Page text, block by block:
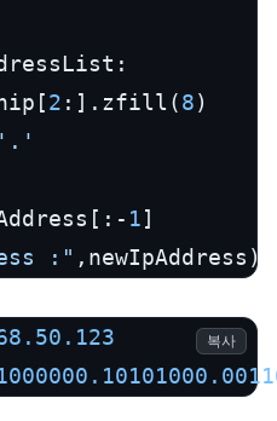
2 :].zfill(8)
'.'
1
:" ,newIpAddress)
.50 .123
복사